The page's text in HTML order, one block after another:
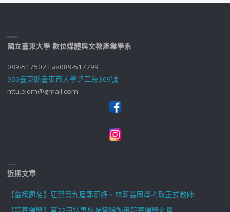
國立臺東大學 數位媒體與文教產業學系
089-517502 Fax089-517799
950臺東縣臺東市大學路二段369號
nttu.eidm@gmail.com
近期文章
【金榜題名】狂賀第九屆郭冠妤、林莉芸同學考取正式教師